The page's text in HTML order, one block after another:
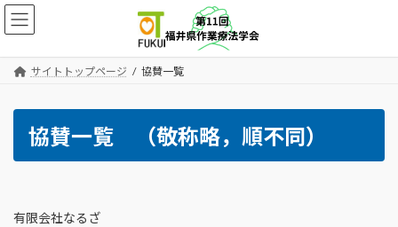
コ
ン
ン
ナ
ビ
ー
サイトトップページ 協賛一覧
協賛一覧 （敬称略，順不同）
有限会社なるざ